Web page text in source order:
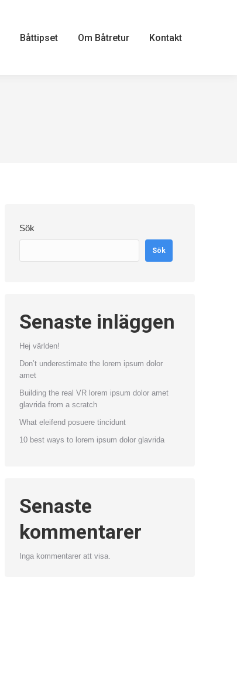
Båttipset Om Båtretur Kontakt
Sök
Sök
Senaste inläggen
Hej världen!
Don’t underestimate the lorem ipsum dolor
amet
Building the real VR lorem ipsum dolor amet
glavrida from a scratch
What eleifend posuere tincidunt
10 best ways to lorem ipsum dolor glavrida
Senaste
kommentarer
Inga kommentarer att visa.